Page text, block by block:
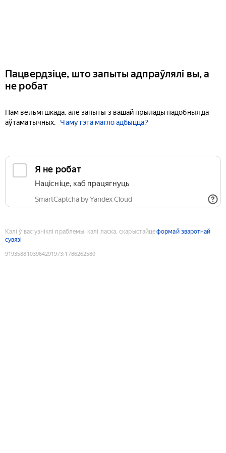
Пацвердзіце, што запыты адпраўлялі вы, а
не робат
Нам вельмі шкада, але запыты з вашай прылады падобныя да
аўтаматычных.
Чаму гэта магло адбыцца?
Я не робат
Націсніце, каб працягнуць
SmartCaptcha by Yandex Cloud
Калі ў вас узніклі праблемы, калі ласка, скарыстайцеформай зваротнай
сувязі
9193588103964291973:1786262580